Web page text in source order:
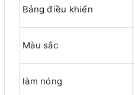
Bảng điều khiển
Màu sắc
làm nóng